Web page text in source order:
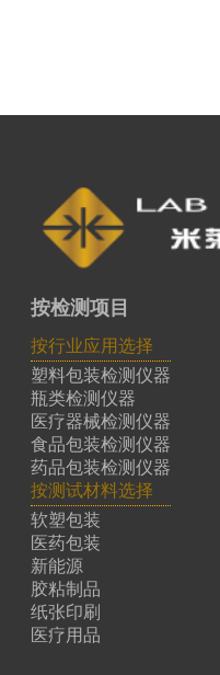
按检测项目
按行业应用选择
塑料包装检测仪器
瓶类检测仪器
医疗器械检测仪器
食品包装检测仪器
药品包装检测仪器
按测试材料选择
软塑包装
医药包装
新能源
胶粘制品
纸张印刷
医疗用品